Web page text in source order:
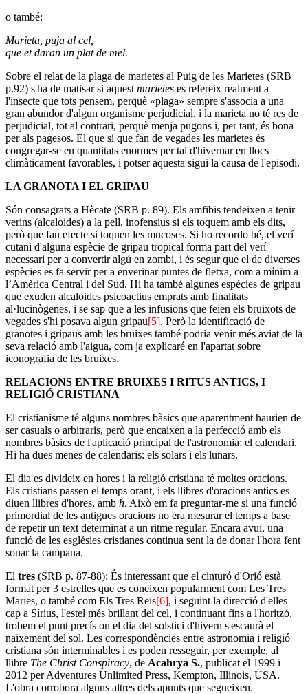
o també:
Marieta, puja al cel,
que et daran un plat de mel.
Sobre el relat de la plaga de marietes al Puig de les Marietes (SRB
p.92) s'ha de matisar si aquest marietes es refereix realment a
l'insecte que tots pensem, perquè «plaga» sempre s'associa a una
gran abundor d'algun organisme perjudicial, i la marieta no té res de
perjudicial, tot al contrari, perquè menja pugons i, per tant, és bona
per als pagesos. El que sí que fan de vegades les marietes és
congregar-se en quantitats enormes per tal d'hivernar en llocs
climàticament favorables, i potser aquesta sigui la causa de l'episodi.
LA GRANOTA I EL GRIPAU
Són consagrats a Hècate (SRB p. 89). Els amfibis tendeixen a tenir
verins (alcaloides) a la pell, inofensius si els toquem amb els dits,
però que fan efecte si toquen les mucoses. Si ho recordo bé, el verí
cutani d'alguna espècie de gripau tropical forma part del verí
necessari per a convertir algú en zombi, i és segur que el de diverses
espècies es fa servir per a enverinar puntes de fletxa, com a mínim a
l’Amèrica Central i del Sud. Hi ha també algunes espècies de gripau
que exuden alcaloides psicoactius emprats amb finalitats
al·lucinògenes, i se sap que a les infusions que feien els bruixots de
vegades s'hi posava algun gripau[5]. Però la identificació de
granotes i gripaus amb les bruixes també podria venir més aviat de la
seva relació amb l'aigua, com ja explicaré en l'apartat sobre
iconografia de les bruixes.
RELACIONS ENTRE BRUIXES I RITUS ANTICS, I
RELIGIÓ CRISTIANA
El cristianisme té alguns nombres bàsics que aparentment haurien de
ser casuals o arbitraris, però que encaixen a la perfecció amb els
nombres bàsics de l'aplicació principal de l'astronomia: el calendari.
Hi ha dues menes de calendaris: els solars i els lunars.
El dia es divideix en hores i la religió cristiana té moltes oracions.
Els cristians passen el temps orant, i els llibres d'oracions antics es
diuen llibres d'hores, amb h. Això em fa preguntar-me si una funció
primordial de les antigues oracions no era mesurar el temps a base
de repetir un text determinat a un ritme regular. Encara avui, una
funció de les esglésies cristianes continua sent la de donar l'hora fent
sonar la campana.
El tres (SRB p. 87-88): És interessant que el cinturó d'Orió està
format per 3 estrelles que es coneixen popularment com Les Tres
Maries, o també com Els Tres Reis[6], i seguint la direcció d'elles
cap a Sírius, l'estel més brillant del cel, i continuant fins a l'horitzó,
trobem el punt precís on el dia del solstici d'hivern s'escaurà el
naixement del sol. Les correspondències entre astronomia i religió
cristiana són interminables i es poden resseguir, per exemple, al
llibre The Christ Conspiracy, de Acahrya S., publicat el 1999 i
2012 per Adventures Unlimited Press, Kempton, Illinois, USA.
L'obra corrobora alguns altres dels apunts que segueixen.